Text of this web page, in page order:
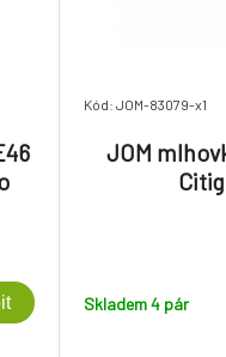
Kód: JOM-83079-x1
JOM
Skladem 4 pár